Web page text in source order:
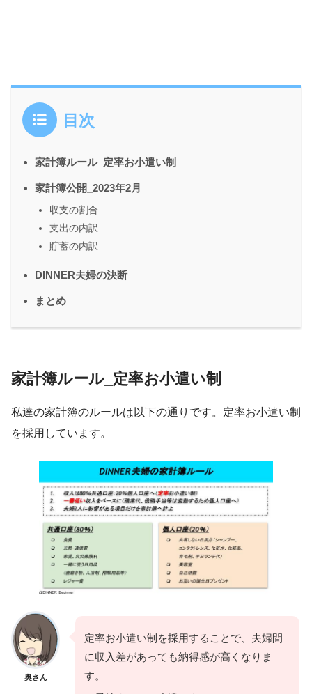
目次
家計簿ルール_定率お小遣い制
家計簿公開_2023年2月
収支の割合
支出の内訳
貯蓄の内訳
DINNER夫婦の決断
まとめ
家計簿ルール_定率お小遣い制
私達の家計簿のルールは以下の通りです。定率お小遣い制
を採用しています。
奥さん
定率お小遣い制を採用することで、夫婦間
に収入差があっても納得感が高くなりま
す。